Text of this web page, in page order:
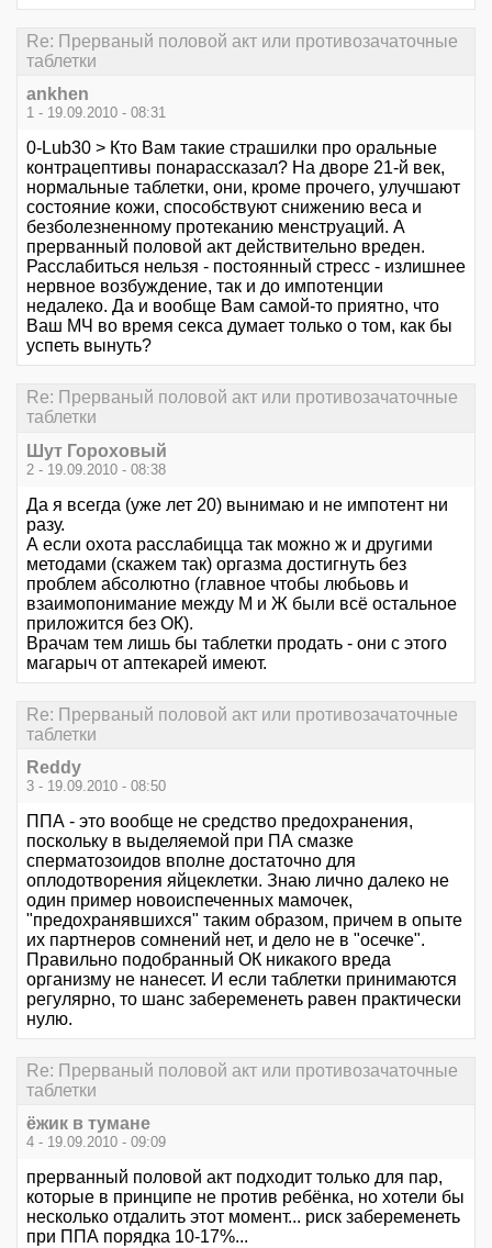
Re: Прерваный половой акт или противозачаточные
таблетки
ankhen
1 - 19.09.2010 - 08:31
0-Lub30 > Кто Вам такие страшилки про оральные
контрацептивы понарассказал? На дворе 21-й век,
нормальные таблетки, они, кроме прочего, улучшают
состояние кожи, способствуют снижению веса и
безболезненному протеканию менструаций. А
прерванный половой акт действительно вреден.
Расслабиться нельзя - постоянный стресс - излишнее
нервное возбуждение, так и до импотенции
недалеко. Да и вообще Вам самой-то приятно, что
Ваш МЧ во время секса думает только о том, как бы
успеть вынуть?
Re: Прерваный половой акт или противозачаточные
таблетки
Шут Гороховый
2 - 19.09.2010 - 08:38
Да я всегда (уже лет 20) вынимаю и не импотент ни
разу.
А если охота расслабицца так можно ж и другими
методами (скажем так) оргазма достигнуть без
проблем абсолютно (главное чтобы любьовь и
взаимопонимание между М и Ж были всё остальное
приложится без ОК).
Врачам тем лишь бы таблетки продать - они с этого
магарыч от аптекарей имеют.
Re: Прерваный половой акт или противозачаточные
таблетки
Reddy
3 - 19.09.2010 - 08:50
ППА - это вообще не средство предохранения,
поскольку в выделяемой при ПА смазке
сперматозоидов вполне достаточно для
оплодотворения яйцеклетки. Знаю лично далеко не
один пример новоиспеченных мамочек,
"предохранявшихся" таким образом, причем в опыте
их партнеров сомнений нет, и дело не в "осечке".
Правильно подобранный ОК никакого вреда
организму не нанесет. И если таблетки принимаются
регулярно, то шанс забеременеть равен практически
нулю.
Re: Прерваный половой акт или противозачаточные
таблетки
ёжик в тумане
4 - 19.09.2010 - 09:09
прерванный половой акт подходит только для пар,
которые в принципе не против ребёнка, но хотели бы
несколько отдалить этот момент... риск забеременеть
при ППА порядка 10-17%...